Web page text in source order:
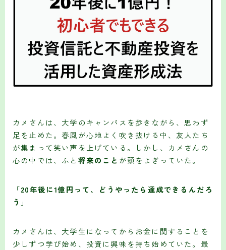
カメさんは、大学のキャンパスを歩きながら、思わず
足を止めた。春風が心地よく吹き抜ける中、友人たち
が集まって笑い声を上げている。しかし、カメさんの
心の中では、ふと 将来のこと が頭をよぎっていた。
「20年後に1億円って、どうやったら達成できるんだろ
う 」
カメさんは、大学生になってからお金に関することを
少しずつ学び始め、投資に興味を持ち始めていた。最